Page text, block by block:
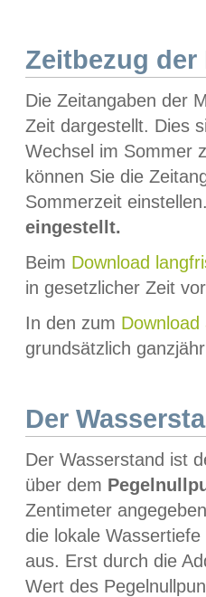
Zeitbezug der
Die Zeitangaben der
Zeit dargestellt. Dies
Wechsel im Sommer
können Sie die
Sommerzeit
eingestellt.
Beim Download
in gesetzlicher Zeit
In den zum Download
grundsätzlich
Der
Der Wasserstand ist
über dem
Zentimeter
die lokale
aus. Erst durch die
Wert des